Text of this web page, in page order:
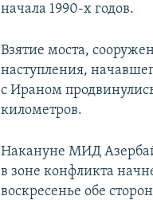
начала 1990-х годов.
Взятие моста,
наступления,
с Ираном
километров.
Накануне МИД
в зоне конфликта
воскресенье обе